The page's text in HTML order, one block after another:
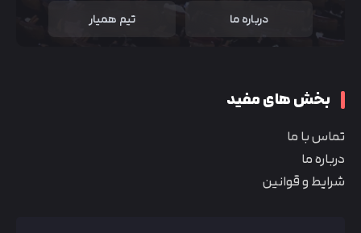
درباره ما تیم همیار
بخش های مفید
تماس با ما
درباره ما
شرایط و قوانین